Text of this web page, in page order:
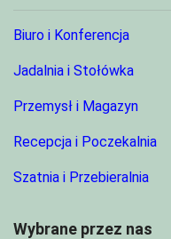
Biuro i Konferencja
Jadalnia i Stołówka
Przemysł i Magazyn
Recepcja i Poczekalnia
Szatnia i Przebieralnia
Wybrane przez nas